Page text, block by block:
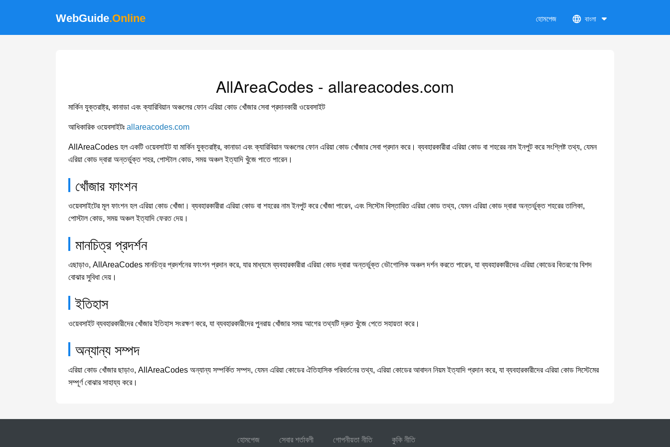
WebGuide.Online হোমপেজ বাংলা
AllAreaCodes - allareacodes.com
মার্কিন যুক্তরাষ্ট্র, কানাডা এবং ক্যারিবিয়ান অঞ্চলের ফোন এরিয়া কোড খোঁজার সেবা প্রদানকারী ওয়েবসাইট
আধিকারিক ওয়েবসাইটঃ allareacodes.com
AllAreaCodes হল একটি ওয়েবসাইট যা মার্কিন যুক্তরাষ্ট্র, কানাডা এবং ক্যারিবিয়ান অঞ্চলের ফোন এরিয়া কোড খোঁজার সেবা প্রদান করে। ব্যবহারকারীরা এরিয়া কোড বা শহরের নাম ইনপুট করে সংশ্লিষ্ট তথ্য, যেমন
এরিয়া কোড দ্বারা অন্তর্ভুক্ত শহর, পোস্টাল কোড, সময় অঞ্চল ইত্যাদি খুঁজে পাতে পারেন।
খোঁজার ফাংশন
ওয়েবসাইটের মূল ফাংশন হল এরিয়া কোড খোঁজা। ব্যবহারকারীরা এরিয়া কোড বা শহরের নাম ইনপুট করে খোঁজা পারেন, এবং সিস্টেম বিস্তারিত এরিয়া কোড তথ্য, যেমন এরিয়া কোড দ্বারা অন্তর্ভুক্ত শহরের তালিকা,
পোস্টাল কোড, সময় অঞ্চল ইত্যাদি ফেরত দেয়।
মানচিত্র প্রদর্শন
এছাড়াও, AllAreaCodes মানচিত্র প্রদর্শনের ফাংশন প্রদান করে, যার মাধ্যমে ব্যবহারকারীরা এরিয়া কোড দ্বারা অন্তর্ভুক্ত ভৌগোলিক অঞ্চল দর্শন করতে পারেন, যা ব্যবহারকারীদের এরিয়া কোডের বিতরণের বিশদ
বোঝার সুবিধা দেয়।
ইতিহাস
ওয়েবসাইট ব্যবহারকারীদের খোঁজার ইতিহাস সংরক্ষণ করে, যা ব্যবহারকারীদের পুনরায় খোঁজার সময় আগের তথ্যটি দ্রুত খুঁজে পেতে সহায়তা করে।
অন্যান্য সম্পদ
এরিয়া কোড খোঁজার ছাড়াও, AllAreaCodes অন্যান্য সম্পর্কিত সম্পদ, যেমন এরিয়া কোডের ঐতিহাসিক পরিবর্তনের তথ্য, এরিয়া কোডের আবাদন নিয়ম ইত্যাদি প্রদান করে, যা ব্যবহারকারীদের এরিয়া কোড সিস্টেমের
সম্পূর্ণ বোঝার সাহায্য করে।
হোমপেজ সেবার শর্তাবলী গোপনীয়তা নীতি কুকি নীতি